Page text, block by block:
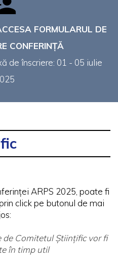
FORMULARUL DE
CONFERINȚĂ
de înscriere: 01 - 05 iulie
ARPS 2025, poate fi
click pe butonul de mai
Comitetul Științific vor fi
în timp util